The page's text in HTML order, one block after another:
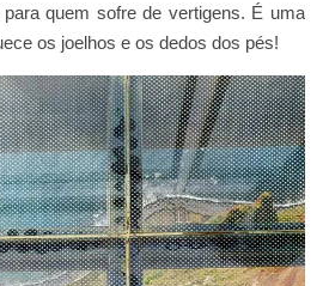
quem sofre de vertigens. É uma
os joelhos e os dedos dos pés!